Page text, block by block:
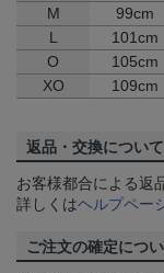
M
99cm
L
101cm
O
105cm
XO
109cm
返品・交換について
お客様都合による返
詳しくはヘルプペー
ご注文の確定につ